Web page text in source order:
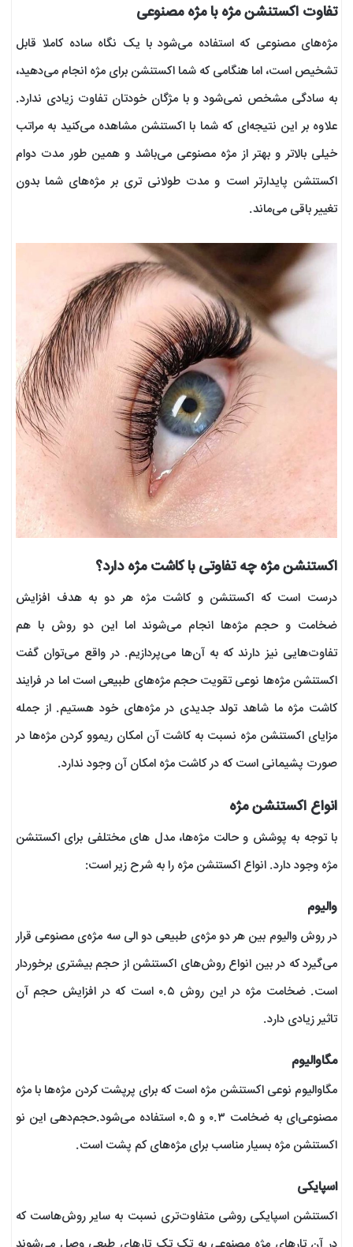
تفاوت اکستنشن مژه با مژه مصنوعی
مژه‌های مصنوعی که استفاده می‌شود با یک نگاه ساده کاملا قابل
تشخیص است، اما هنگامی که شما اکستنشن برای مژه انجام می‌دهید،
به سادگی مشخص نمی‌شود و با مژگان خودتان تفاوت زیادی ندارد.
علاوه بر این نتیجه‌ای که شما با اکستنشن مشاهده می‌کنید به مراتب
خیلی بالاتر و بهتر از مژه مصنوعی می‌باشد و همین طور مدت دوام
اکستنشن پایدارتر است و مدت طولانی تری بر مژه‌های شما بدون
تغییر باقی می‌ماند.
اکستنشن مژه چه تفاوتی با کاشت مژه دارد؟
درست است که اکستنشن و کاشت مژه هر دو به هدف افزایش
ضخامت و حجم مژه‌ها انجام می‌شوند اما این دو روش با هم
تفاوت‌هایی نیز دارند که به آن‌ها می‌پردازیم. در واقع می‌توان گفت
اکستنشن مژه‌ها نوعی تقویت حجم مژه‌های طبیعی است اما در فرایند
کاشت مژه ما شاهد تولد جدیدی در مژه‌های خود هستیم. از جمله
مزایای اکستنشن مژه نسبت به کاشت آن امکان ریموو کردن مژه‌ها در
صورت پشیمانی است که در کاشت مژه امکان آن وجود ندارد.
انواع اکستنشن مژه
با توجه به پوشش و حالت مژه‌ها، مدل های مختلفی برای اکستنشن
مژه وجود دارد. انواع اکستنشن مژه را به شرح زیر است:
والیوم
در روش والیوم بین هر دو مژه‌ی طبیعی دو الی سه مژه‌ی مصنوعی قرار
می‌گیرد که در بین انواع روش‌های اکستنشن از حجم بیشتری برخوردار
است. ضخامت مژه در این روش ۰.۵ است که در افزایش حجم آن
تاثیر زیادی دارد.
مگاوالیوم
مگاوالیوم نوعی اکستنشن مژه است که برای پرپشت کردن مژه‌ها با مژه
مصنوعی‌ای به ضخامت ۰.۳ و ۰.۵ استفاده می‌شود.حجم‌دهی این نو
اکستنشن مژه بسیار مناسب برای مژه‌های کم پشت است.
اسپایکی
اکستنشن اسپایکی روشی متفاوت‌تری نسبت به سایر روش‌هاست که